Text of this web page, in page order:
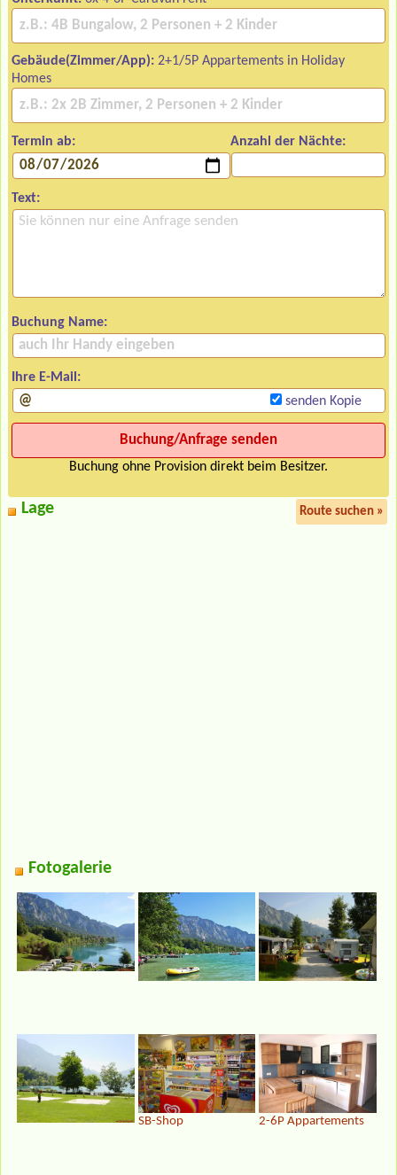
Gebäude(Zimmer/App): 2+1/5P Appartements in Holiday
Homes
Termin ab: Anzahl der Nächte:
Text:
Buchung Name:
Ihre E-Mail:
senden Kopie
Buchung ohne Provision direkt beim Besitzer.
Lage Route suchen »
Fotogalerie
SB-Shop 2-6P Appartements